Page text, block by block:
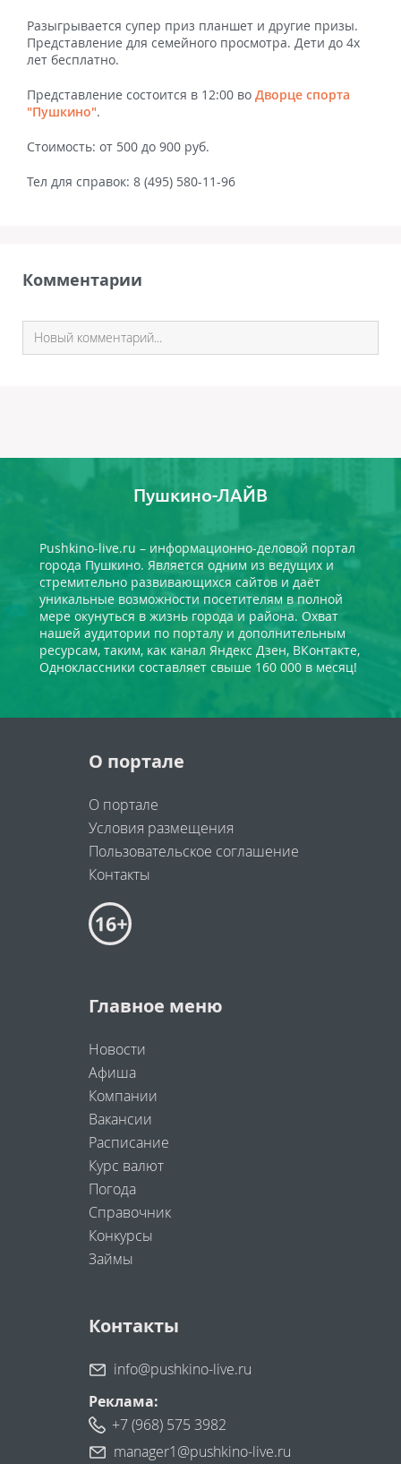
Разыгрывается супер приз планшет и другие призы.
Представление для семейного просмотра. Дети до 4х
лет бесплатно.
Представление состоится в 12:00 во Дворце спорта
"Пушкино".
Стоимость: от 500 до 900 руб.
Тел для справок: 8 (495) 580-11-96
Комментарии
Пушкино-ЛАЙВ
Pushkino-live.ru – информационно-деловой портал
города Пушкино. Является одним из ведущих и
стремительно развивающихся сайтов и даёт
уникальные возможности посетителям в полной
мере окунуться в жизнь города и района. Охват
нашей аудитории по порталу и дополнительным
ресурсам, таким, как канал Яндекс Дзен, ВКонтакте,
Одноклассники составляет свыше 160 000 в месяц!
О портале
О портале
Условия размещения
Пользовательское соглашение
Контакты
Главное меню
Новости
Афиша
Компании
Вакансии
Расписание
Курс валют
Погода
Справочник
Конкурсы
Займы
Контакты
info@pushkino-live.ru
Реклама:
+7 (968) 575 3982
manager1@pushkino-live.ru